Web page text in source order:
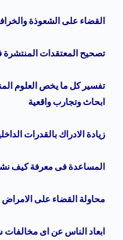
القضاء على الشعوذة
تصحيح المعتقدات المنتشرة
تفسير كل ما يخص العلوم
ابحاث وتجارب واقعية
زيادة الادراك بالقدرات
المساعدة فى معرفة كيف
محاولة القضاء على الامراض
ابعاد الناس عن اى